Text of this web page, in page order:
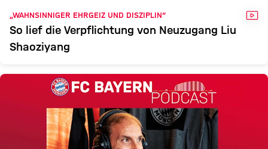
„WAHNSINNIGER EHRGEIZ UND DISZIPLIN“
So lief die Verpflichtung von Neuzugang Liu
Shaoziyang